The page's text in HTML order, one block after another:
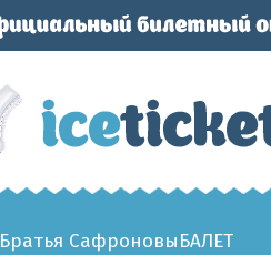
СафроновыБАЛЕТ